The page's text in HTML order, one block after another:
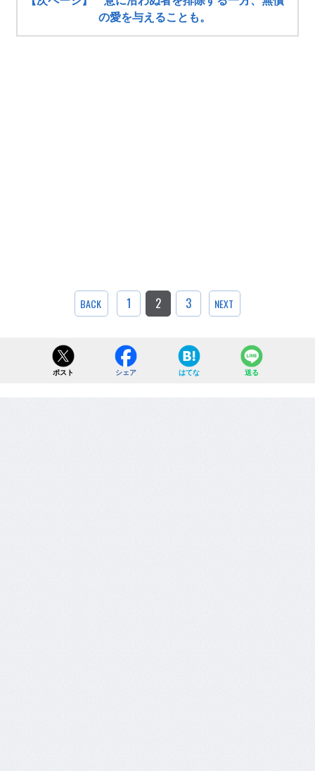
の愛を与えることも。
BACK 1 2 3 NEXT
ポスト シェア はてな 送る